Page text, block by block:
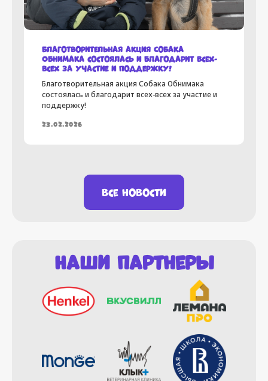
Благотворительная акция Собака
Обнимака состоялась и благодарит всех-
всех за участие и поддержку!
Благотворительная акция Собака Обнимака
состоялась и благодарит всех-всех за участие и
поддержку!
23.02.2026
все новости
Наши партнеры